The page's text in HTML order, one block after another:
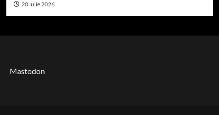
20 iulie 2026
Mastodon